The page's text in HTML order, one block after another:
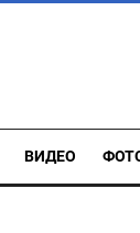
ВИДЕО